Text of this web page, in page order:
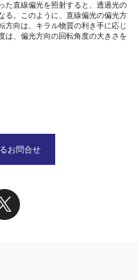
た直線偏光を照射すると、透過光の
る。このように、直線偏光の偏光方
方向は、キラル物質の利き手に応じ
は、偏光方向の回転角度の大きさを
お問合せ